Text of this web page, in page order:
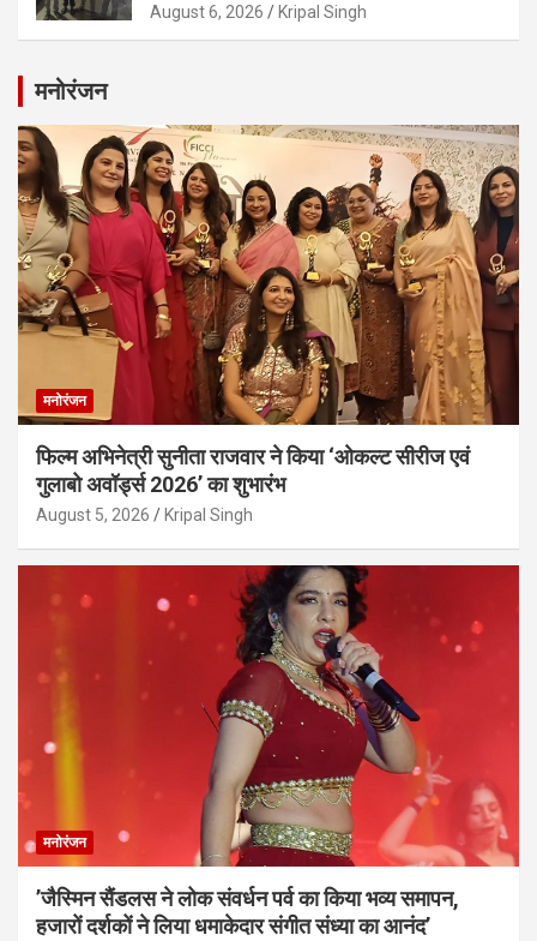
August 6, 2026 Kripal Singh
मनोरंजन
मनोरंजन
फिल्म अभिनेत्री सुनीता राजवार ने किया ‘ओकल्ट सीरीज एवं
गुलाबो अवॉर्ड्स 2026’ का शुभारंभ
August 5, 2026 Kripal Singh
मनोरंजन
’जैस्मिन सैंडलस ने लोक संवर्धन पर्व का किया भव्य समापन,
हजारों दर्शकों ने लिया धमाकेदार संगीत संध्या का आनंद’